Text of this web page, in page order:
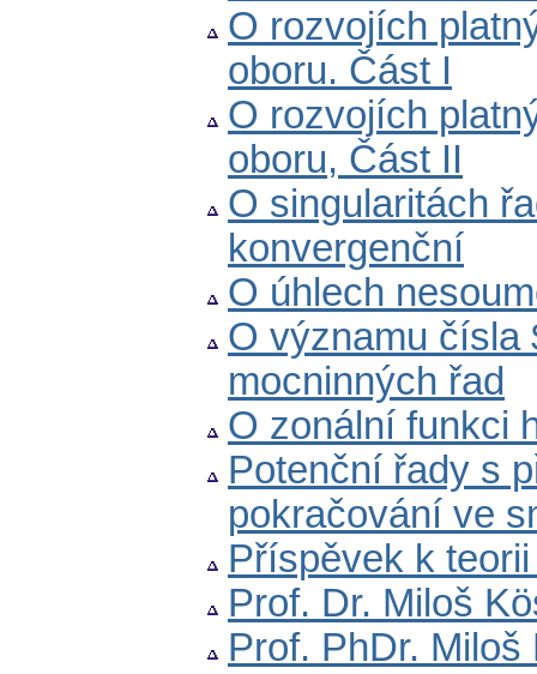
O rozvojích
oboru. Část I
O rozvojích
oboru, Část II
O singularitách
konvergenční
O úhlech
O významu čísla
mocninných řad
O zonální funkci
Potenční řady s
pokračování ve
Příspěvek k
Prof. Dr. Miloš
Prof. PhDr.